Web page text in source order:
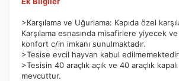
Pazarlama Çerezleri
Size ve ilgi alanlarınıza uygun reklamlar
kullanılır. Kapatırsanız reklamları
edersiniz, ancak daha az alakalı olabilirler.
>Karşılama ve Uğurlama: Kapıda özel
Karşılama esnasında misafirlere yiyecek
konfort c/in imkanı sunulmaktadır.
>Tesise evcil hayvan kabul
>Tesisin 40 araçlık açık ve 40 araçlık
mevcuttur.